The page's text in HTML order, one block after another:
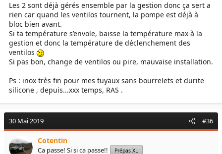
Les 2 sont déjà gérés ensemble par la gestion donc ça sert a
rien car quand les ventilos tournent, la pompe est déjà à
bloc bien avant.
Si ta température s’envole, baisse la température max à la
gestion et donc la température de déclenchement des
ventilos
Si pas bon, change de ventilos ou pire, mauvaise installation.
Ps : inox très fin pour mes tuyaux sans bourrelets et durite
silicone , depuis...xxx temps, RAS .
30 Mai 2019 #36
Cotentin
Ca passe! Si si ca passe!! Prépas XL